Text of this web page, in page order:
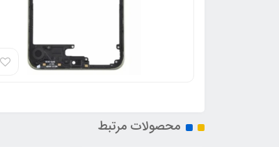
محصولات مرتبط